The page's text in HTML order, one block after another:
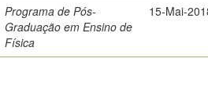
Programa de Pós-
Graduação em Ensino de
Física
15-Mai-